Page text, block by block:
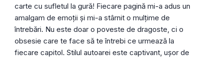
carte cu sufletul la gură! Fiecare pagină mi-a adus un
amalgam de emoții și mi-a stârnit o mulțime de
întrebări. Nu este doar o poveste de dragoste, ci o
obsesie care te face să te întrebi ce urmează la
fiecare capitol. Stilul autoarei este captivant, ușor de